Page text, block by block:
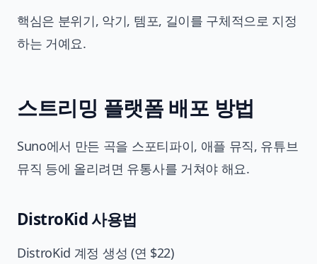
핵심은 분위기, 악기, 템포, 길이를 구체적으로 지정
하는 거예요.
스트리밍 플랫폼 배포 방법
Suno에서 만든 곡을 스포티파이, 애플 뮤직, 유튜브
뮤직 등에 올리려면 유통사를 거쳐야 해요.
DistroKid 사용법
DistroKid 계정 생성 (연 $22)